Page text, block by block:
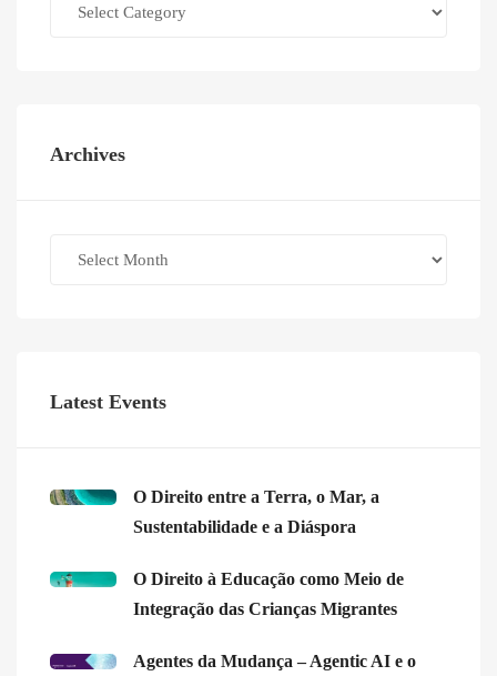
Archives
Latest Events
O Direito entre a Terra, o Mar, a
Sustentabilidade e a Diáspora
O Direito à Educação como Meio de
Integração das Crianças Migrantes
Agentes da Mudança – Agentic AI e o